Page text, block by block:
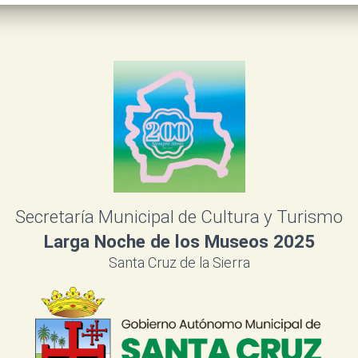
Secretaría Municipal de Cultura y Turismo
Larga Noche de los Museos 2025
Santa Cruz de la Sierra